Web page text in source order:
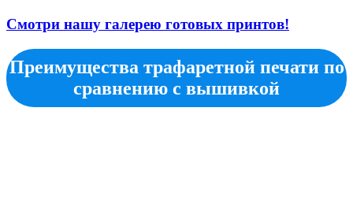
Смотри нашу галерею готовых принтов!
Преимущества трафаретной печати по
сравнению с вышивкой